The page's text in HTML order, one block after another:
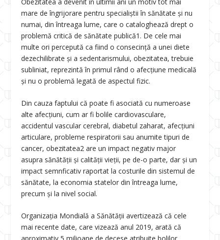
mare de îngrijorare pentru specialiștii în sănătate și nu
numai, din întreaga lume, care o cataloghează drept o
problemă critică de sănătate publică1 . De cele mai
multe ori percepută ca fiind o consecință a unei diete
dezechilibrate și a sedentarismului, obezitatea, trebuie
subliniat, reprezintă în primul rând o afecțiune medicală
și nu o problemă legată de aspectul fizic.
Din cauza faptului că poate fi asociată cu numeroase
alte afecțiuni, cum ar fi bolile cardiovasculare,
accidentul vascular cerebral, diabetul zaharat, afecțiuni
articulare, probleme respiratorii sau anumite tipuri de
cancer, obezitatea2are un impact negativ major
asupra sănătății și calității vieții, pe de-o parte, dar și un
impact semnficativ raportat la costurile din sistemul de
sănătate, la economia statelor din întreaga lume,
precum și la nivel social.
Organizația Mondială a Sănătății avertizează că cele
mai recente date, care vizează anul 2019, arată că